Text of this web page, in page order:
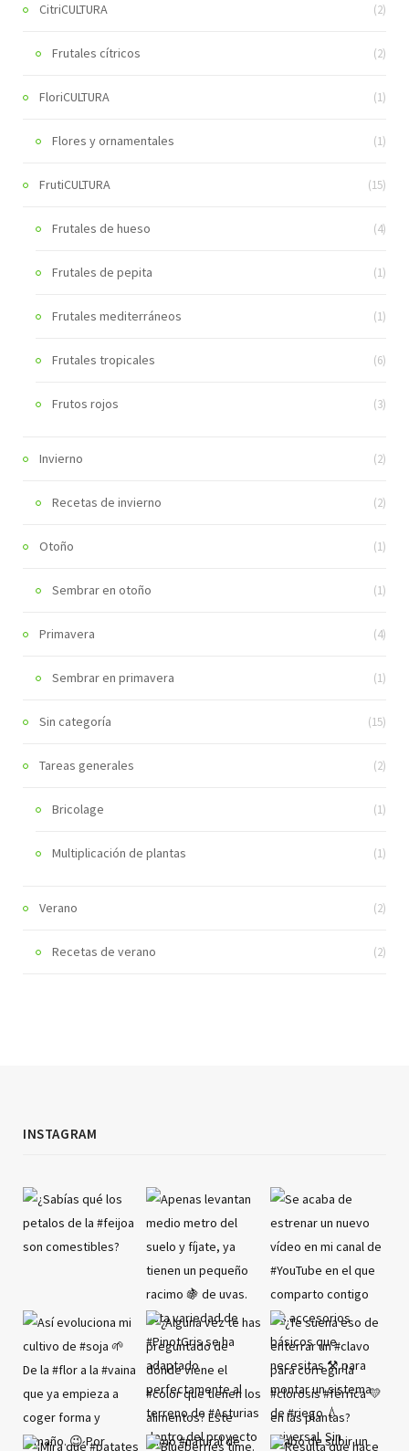
CitriCULTURA (2)
Frutales cítricos (2)
FloriCULTURA (1)
Flores y ornamentales (1)
FrutiCULTURA (15)
Frutales de hueso (4)
Frutales de pepita (1)
Frutales mediterráneos (1)
Frutales tropicales (6)
Frutos rojos (3)
Invierno (2)
Recetas de invierno (2)
Otoño (1)
Sembrar en otoño (1)
Primavera (4)
Sembrar en primavera (1)
Sin categoría (15)
Tareas generales (2)
Bricolage (1)
Multiplicación de plantas (1)
Verano (2)
Recetas de verano (2)
INSTAGRAM